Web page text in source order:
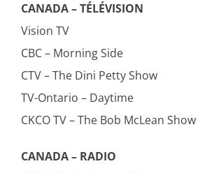
CANADA – TÉLÉVISION
Vision TV
CBC – Morning Side
CTV – The Dini Petty Show
TV-Ontario – Daytime
CKCO TV – The Bob McLean Show
CANADA – RADIO